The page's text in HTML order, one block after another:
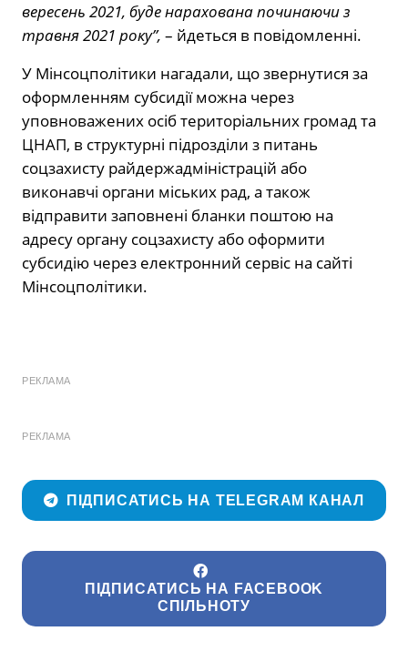
вересень 2021, буде нарахована починаючи з
травня 2021 року”, – йдеться в повідомленні.
У Мінсоцполітики нагадали, що звернутися за
оформленням субсидії можна через
уповноважених осіб територіальних громад та
ЦНАП, в структурні підрозділи з питань
соцзахисту райдержадміністрацій або
виконавчі органи міських рад, а також
відправити заповнені бланки поштою на
адресу органу соцзахисту або оформити
субсидію через електронний сервіс на сайті
Мінсоцполітики.
РЕКЛАМА
РЕКЛАМА
ПІДПИСАТИСЬ НА TELEGRAM КАНАЛ
ПІДПИСАТИСЬ НА FACEBOOK
СПІЛЬНОТУ